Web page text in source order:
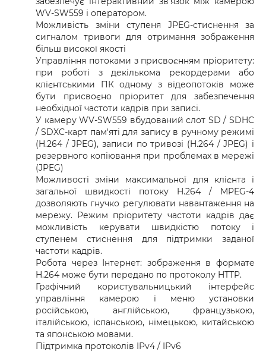
WV-SW559 і оператором.
Можливість зміни ступеня JPEG-стиснення за
сигналом тривоги для отримання зображення
більш високої якості
Управління потоками з присвоєнням пріоритету:
при роботі з декількома рекордерами або
клієнтськими ПК одному з відеопотоків може
бути присвоєно пріоритет для забезпечення
необхідної частоти кадрів при записі.
У камеру WV-SW559 вбудований слот SD / SDHC
/ SDXC-карт пам'яті для запису в ручному режимі
(H.264 / JPEG), записи по тривозі (H.264 / JPEG) і
резервного копіювання при проблемах в мережі
(JPEG)
Можливості зміни максимальної для клієнта і
загальної швидкості потоку H.264 / MPEG-4
дозволяють гнучко регулювати навантаження на
мережу. Режим пріоритету частоти кадрів дає
можливість керувати швидкістю потоку і
ступенем стиснення для підтримки заданої
частоти кадрів.
Робота через Інтернет: зображення в форматe
H.264 може бути передано по протоколу HTTP.
Графічний користувальницький інтерфейс
управління камерою і меню установки
російською, англійською, французькою,
італійською, іспанською, німецькою, китайською
та японською мовами.
Підтримка протоколів IPv4 / IPv6